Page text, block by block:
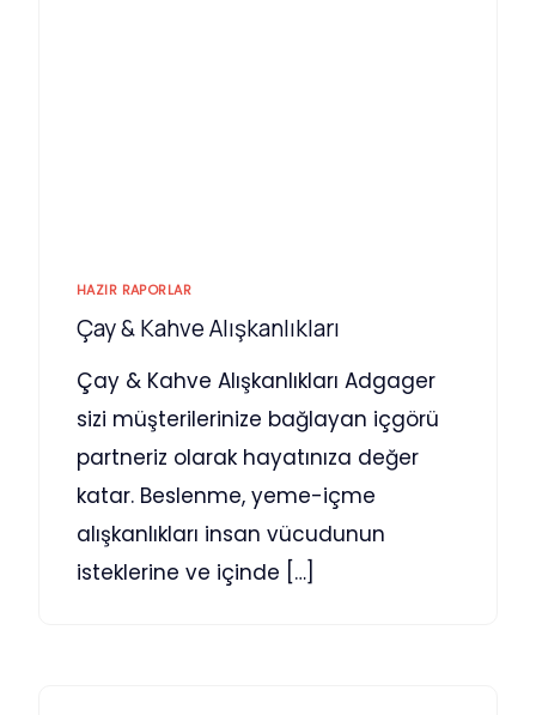
HAZIR RAPORLAR
Çay & Kahve Alışkanlıkları
Çay & Kahve Alışkanlıkları Adgager
sizi müşterilerinize bağlayan içgörü
partneriz olarak hayatınıza değer
katar. Beslenme, yeme-içme
alışkanlıkları insan vücudunun
isteklerine ve içinde […]